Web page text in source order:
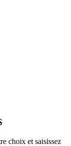
choix et saisissez